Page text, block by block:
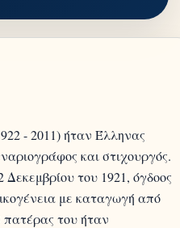
- 2011) ήταν Έλληνας
και στιχουργός.
του 1921, όγδοος
με καταγωγή από
του ήταν